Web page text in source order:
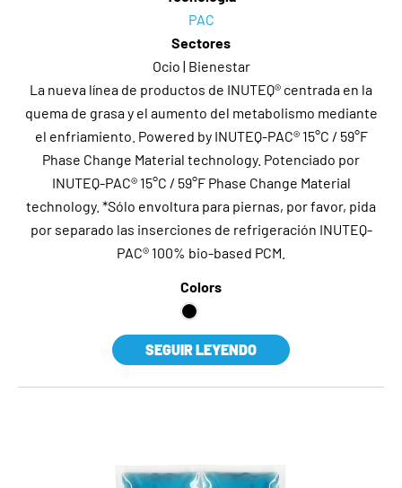
PAC
Sectores
Ocio | Bienestar
La nueva línea de productos de INUTEQ® centrada en la
quema de grasa y el aumento del metabolismo mediante
el enfriamiento. Powered by INUTEQ-PAC® 15°C / 59°F
Phase Change Material technology. Potenciado por
INUTEQ-PAC® 15°C / 59°F Phase Change Material
technology. *Sólo envoltura para piernas, por favor, pida
por separado las inserciones de refrigeración INUTEQ-
PAC® 100% bio-based PCM.
Colors
SEGUIR LEYENDO